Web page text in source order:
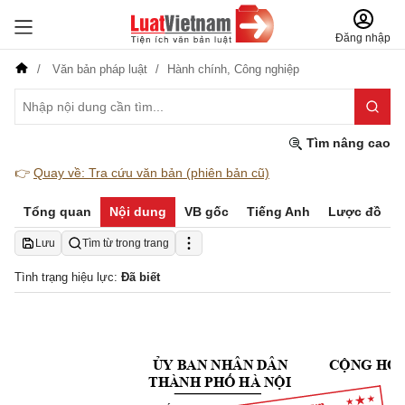
Đăng nhập
Văn bản pháp luật Hành chính, Công nghiệp
Tìm nâng cao
👉 Quay về: Tra cứu văn bản (phiên bản cũ)
Tổng quan Nội dung VB gốc Tiếng Anh Lược đồ
Lưu Tìm từ trong trang
Tình trạng hiệu lực: Đã biết
ỦY BAN NHÂN DÂN
THÀNH PHỐ HÀ NỘI
CỘNG